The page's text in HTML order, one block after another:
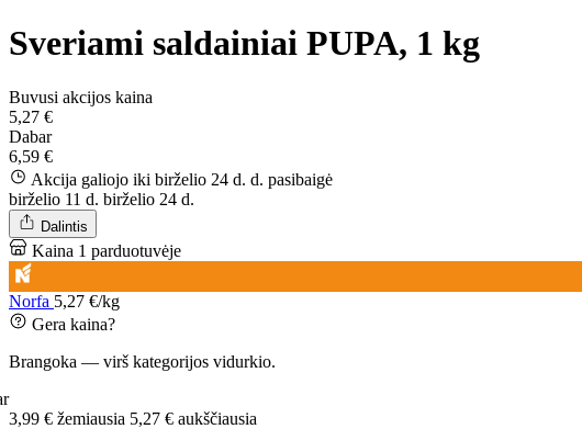
Sveriami saldainiai PUPA, 1 kg
Buvusi akcijos kaina
5,27 €
Dabar
6,59 €
Akcija galiojo iki birželio 24 d. d. pasibaigė
birželio 11 d. birželio 24 d.
Dalintis
Kaina 1 parduotuvėje
Norfa 5,27 €/kg
Gera kaina?
Brangoka — virš kategorijos vidurkio.
3,99 € žemiausia 5,27 € aukščiausia